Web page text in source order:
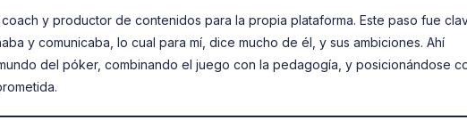
y productor de contenidos para la propia plataforma. Este paso fue
y comunicaba, lo cual para mí, dice mucho de él, y sus ambiciones. Ahí
del póker, combinando el juego con la pedagogía, y posicionándose